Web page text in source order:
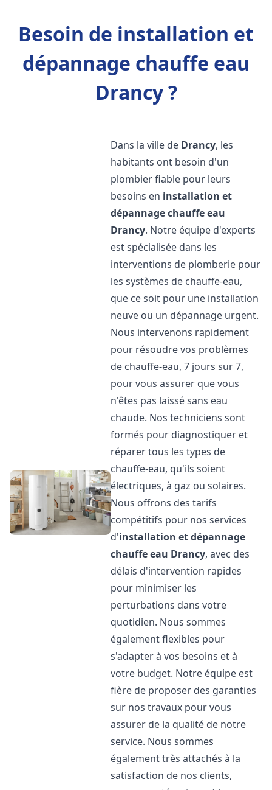
Besoin de installation et
dépannage chauffe eau
Drancy ?
Dans la ville de Drancy, les
habitants ont besoin d'un
plombier fiable pour leurs
besoins en installation et
dépannage chauffe eau
Drancy. Notre équipe d'experts
est spécialisée dans les
interventions de plomberie pour
les systèmes de chauffe-eau,
que ce soit pour une installation
neuve ou un dépannage urgent.
Nous intervenons rapidement
pour résoudre vos problèmes
de chauffe-eau, 7 jours sur 7,
pour vous assurer que vous
n'êtes pas laissé sans eau
chaude. Nos techniciens sont
formés pour diagnostiquer et
réparer tous les types de
chauffe-eau, qu'ils soient
électriques, à gaz ou solaires.
Nous offrons des tarifs
compétitifs pour nos services
d'installation et dépannage
chauffe eau Drancy, avec des
délais d'intervention rapides
pour minimiser les
perturbations dans votre
quotidien. Nous sommes
également flexibles pour
s'adapter à vos besoins et à
votre budget. Notre équipe est
fière de proposer des garanties
sur nos travaux pour vous
assurer de la qualité de notre
service. Nous sommes
également très attachés à la
satisfaction de nos clients,